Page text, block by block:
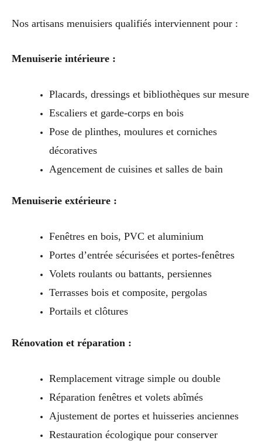
Nos artisans menuisiers qualifiés interviennent pour :
Menuiserie intérieure :
Placards, dressings et bibliothèques sur mesure
Escaliers et garde-corps en bois
Pose de plinthes, moulures et corniches
décoratives
Agencement de cuisines et salles de bain
Menuiserie extérieure :
Fenêtres en bois, PVC et aluminium
Portes d’entrée sécurisées et portes-fenêtres
Volets roulants ou battants, persiennes
Terrasses bois et composite, pergolas
Portails et clôtures
Rénovation et réparation :
Remplacement vitrage simple ou double
Réparation fenêtres et volets abîmés
Ajustement de portes et huisseries anciennes
Restauration écologique pour conserver